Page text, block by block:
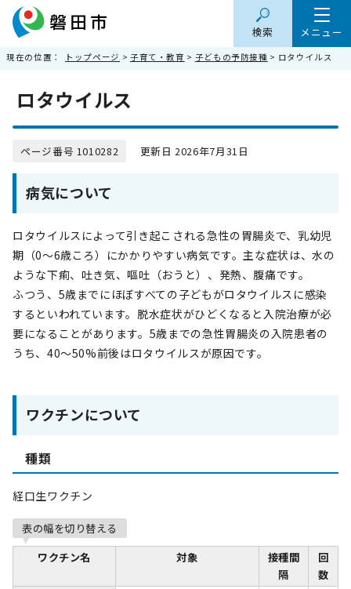
メニュー
検索
現在の位置： トップページ > 子育て・教育 > 子どもの予防接種 > ロタウイルス
ロタウイルス
ページ番号 1010282 更新日 2026年7月31日
病気について
ロタウイルスによって引き起こされる急性の胃腸炎で、乳幼児
期（0～6歳ころ）にかかりやすい病気です。主な症状は、水の
ような下痢、吐き気、嘔吐（おうと）、発熱、腹痛です。
ふつう、5歳までにほぼすべての子どもがロタウイルスに感染
するといわれています。脱水症状がひどくなると入院治療が必
要になることがあります。5歳までの急性胃腸炎の入院患者の
うち、40～50%前後はロタウイルスが原因です。
ワクチンについて
種類
経口生ワクチン
表の幅を切り替える
ワクチン名
対象
接種間
隔
回
数